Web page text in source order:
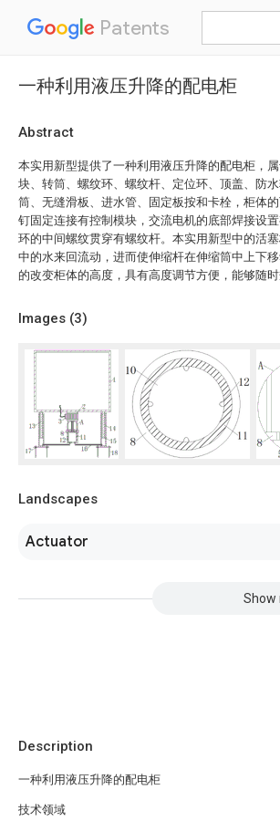
Patents
一种利用液压升降的配电柜
Abstract
本实用新型提供了一种利用液压升降的配电柜，
块、转筒、螺纹环、螺纹杆、定位环、顶盖、防
筒、无缝滑板、进水管、固定板按和卡栓，柜体
钉固定连接有控制模块，交流电机的底部焊接设
环的中间螺纹贯穿有螺纹杆。本实用新型中的活
中的水来回流动，进而使伸缩杆在伸缩筒中上下
的改变柜体的高度，具有高度调节方便，能够随
Images (3)
Landscapes
Actuator
Show
Description
一种利用液压升降的配电柜
技术领域